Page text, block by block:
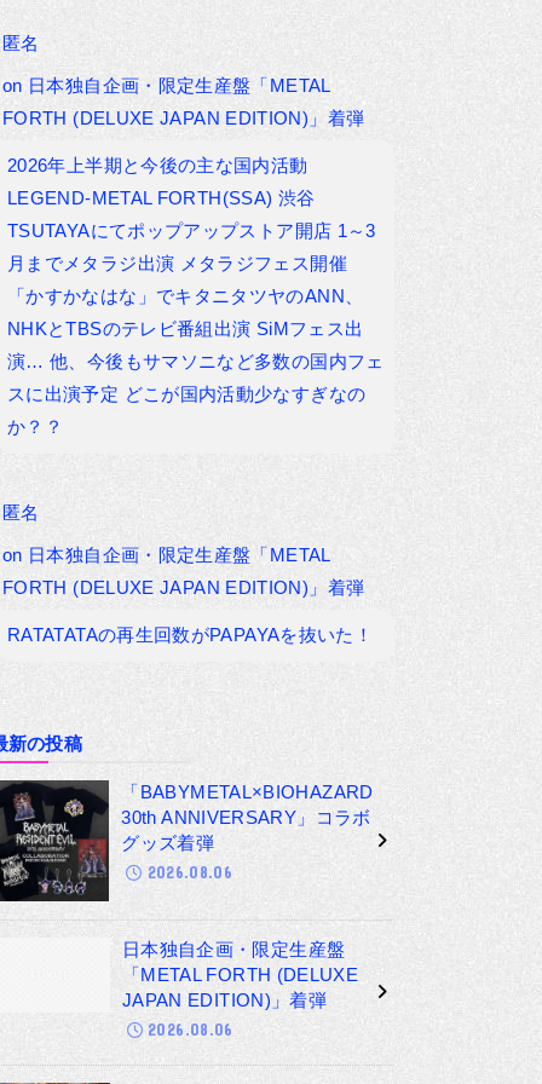
匿名
on 日本独自企画・限定生産盤「METAL
FORTH (DELUXE JAPAN EDITION)」着弾
2026年上半期と今後の主な国内活動
LEGEND-METAL FORTH(SSA) 渋谷
TSUTAYAにてポップアップストア開店 1～3
月までメタラジ出演 メタラジフェス開催
「かすかなはな」でキタニタツヤのANN、
NHKとTBSのテレビ番組出演 SiMフェス出
演… 他、今後もサマソニなど多数の国内フェ
スに出演予定 どこが国内活動少なすぎなの
か？？
匿名
on 日本独自企画・限定生産盤「METAL
FORTH (DELUXE JAPAN EDITION)」着弾
RATATATAの再生回数がPAPAYAを抜いた！
新の投稿
「BABYMETAL×BIOHAZARD
30th ANNIVERSARY」コラボ
グッズ着弾
2026.08.06
日本独自企画・限定生産盤
「METAL FORTH (DELUXE
JAPAN EDITION)」着弾
2026.08.06